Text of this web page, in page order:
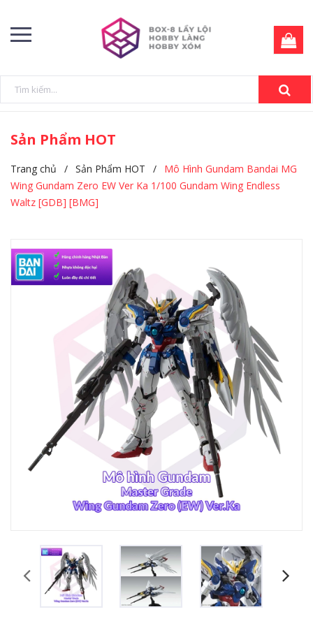
Sản Phẩm HOT
Trang chủ / Sản Phẩm HOT /
Mô Hình Gundam Bandai MG
Wing Gundam Zero EW Ver Ka 1/100 Gundam Wing Endless
Waltz [GDB] [BMG]